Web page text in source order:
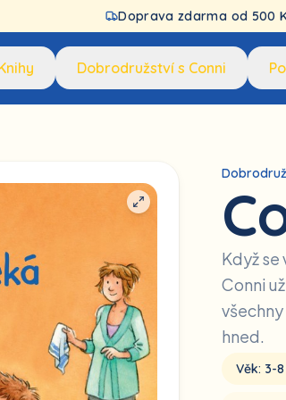
Doprava zdarma od 500
Dobrodružství s Conni
Když se
Conni
hned.
Věk: 3-8